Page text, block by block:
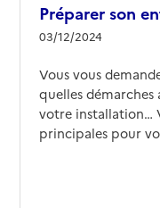
45200-Montargis
Contact
Rapport HAS
Préparer son
03/12/2024
Vous vous
quelles
votre installation…
principales pour